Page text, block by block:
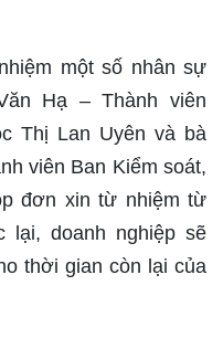
một số nhân sự
Hạ – Thành viên
Thị Lan Uyên và bà
viên Ban Kiểm soát,
đơn xin từ nhiệm từ
lại, doanh nghiệp sẽ
thời gian còn lại của